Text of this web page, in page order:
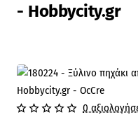
- Hobbycity.gr
0